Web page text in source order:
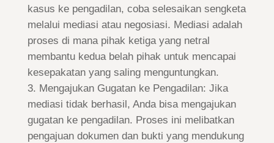
kasus ke pengadilan, coba selesaikan sengketa
melalui mediasi atau negosiasi. Mediasi adalah
proses di mana pihak ketiga yang netral
membantu kedua belah pihak untuk mencapai
kesepakatan yang saling menguntungkan.
Mengajukan Gugatan ke Pengadilan: Jika
mediasi tidak berhasil, Anda bisa mengajukan
gugatan ke pengadilan. Proses ini melibatkan
pengajuan dokumen dan bukti yang mendukung